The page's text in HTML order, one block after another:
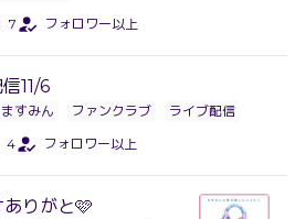
7 フォロワー以上
11/6
ますみん ファンクラブ
ライブ配信
4 フォロワー以上
りがと🩷